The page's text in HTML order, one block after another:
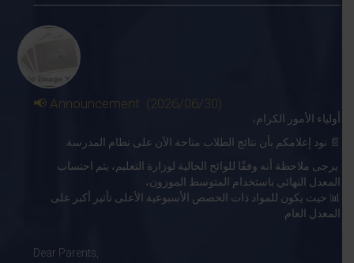
📢 Announcement (2026/06/30)
أولياء الأمور الكرام،
📄 نود إعلامكم بأن نتائج الطلاب متاحة الآن على نظام المدرسة.
يرجى ملاحظة أنه وفقًا للوائح الحالية لوزارة التعليم، يتم احتساب
المعدل النهائي باستخدام المتوسط الموزون،
📊 حيث يكون للمواد ذات الحصص الأسبوعية الأعلى تأثير أكبر على
المعدل العام.
Dear Parents,